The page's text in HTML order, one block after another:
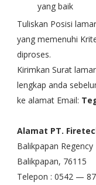
yang baik
Tuliskan Posisi
yang memenuhi
diproses.
Kirimkan Surat
lengkap anda
ke alamat Email:
Alamat PT.
Balikpapan
Balikpapan, 76115
Telepon : 0542 —